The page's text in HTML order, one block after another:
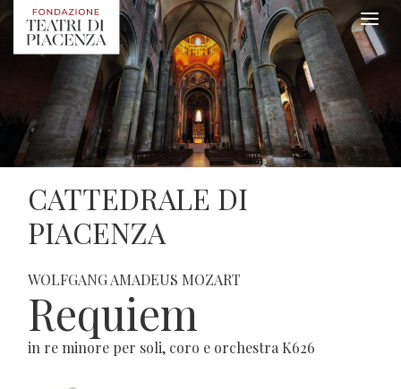
CATTEDRALE DI
PIACENZA
WOLFGANG AMADEUS MOZART
Requiem
in re minore per soli, coro e orchestra K626